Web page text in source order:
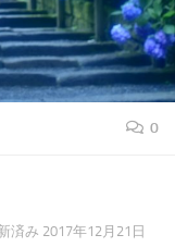
0
済み 2017年12月21日